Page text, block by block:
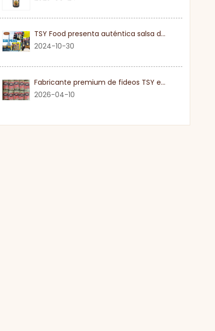
TSY Food presenta auténtica salsa de soja en SIAL PARIS 2024
2024-10-30
Fabricante premium de fideos TSY en Guangdong
2026-04-10